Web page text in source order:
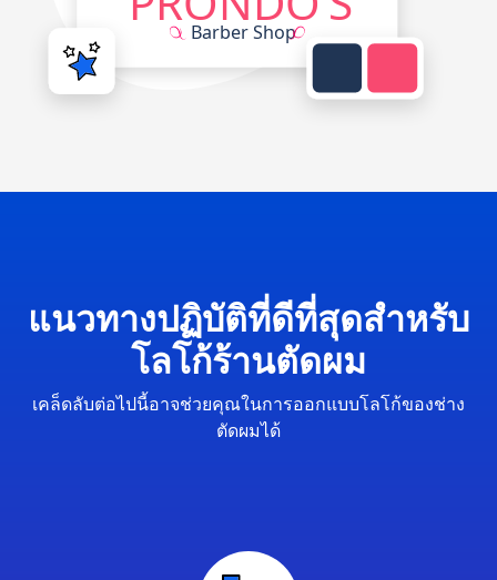
แนวทางปฏิบัติที่ดีที่สุดสำหรับ
โลโก้ร้านตัดผม
เคล็ดลับต่อไปนี้อาจช่วยคุณในการออกแบบโลโก้ของช่าง
ตัดผมได้